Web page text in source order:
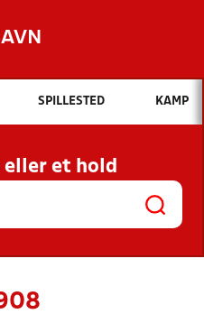
Hvad vil du søge efter?
OG NYHEDER
KLUBBER OG
SPILLESTED KAMP
eller et hold